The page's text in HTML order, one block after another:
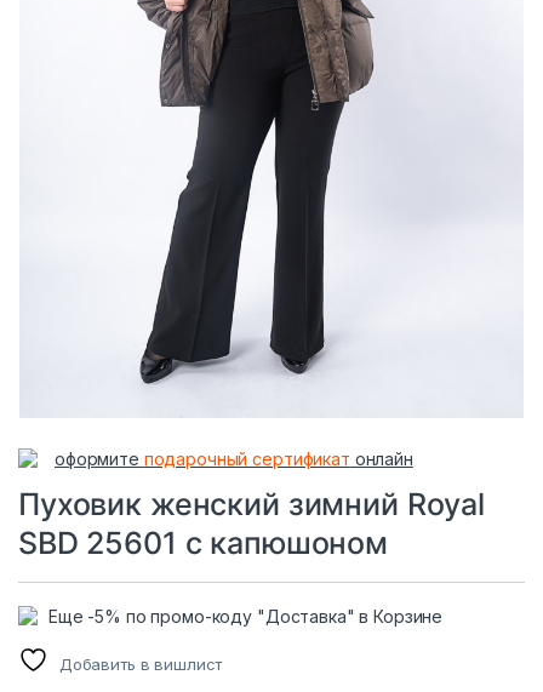
оформите подарочный сертификат онлайн
Пуховик женский зимний Royal
SBD 25601 с капюшоном
Еще -5% по промо-коду "Доставка" в Корзине
Добавить в вишлист